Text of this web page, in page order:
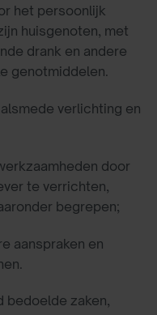
het persoonlijk
huisgenoten, met
drank en andere
genotmiddelen.
verlichting en
door
te verrichten,
begrepen;
aanspraken en
bedoelde zaken,